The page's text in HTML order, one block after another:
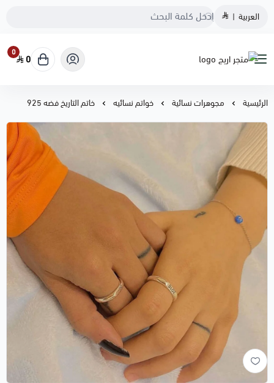
العربية |
متجر اريج
0
0
الرئيسية مجوهرات نسائية خواتم نسائيه خاتم التاريخ فضه 925